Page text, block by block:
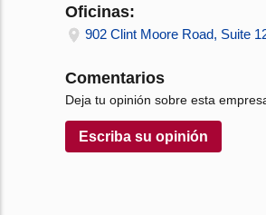
Oficinas:
902 Clint Moore Road, Suite
Comentarios
Deja tu opinión sobre esta
Escriba su opinión